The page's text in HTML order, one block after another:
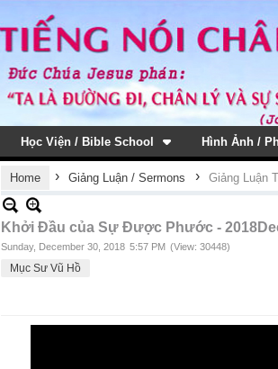
Học Viện / Bible School Hình Ảnh /
Home › Giảng Luận / Sermons › Giảng Luận
Khởi Đầu của Sự Được Phước -
Sunday, December 30, 2018 5:57 PM (View: 30448)
Mục Sư Vũ Hồ